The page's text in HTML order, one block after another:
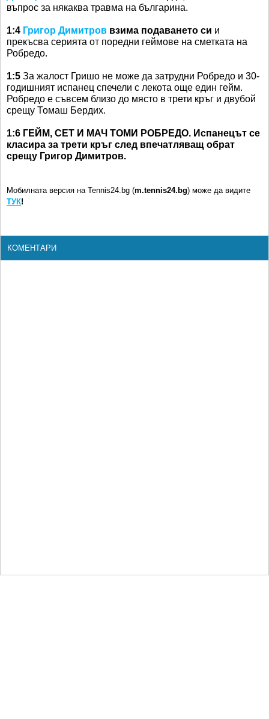
въпрос за някаква травма на българина.
1:4 Григор Димитров взима подаването си и
прекъсва серията от поредни геймове на сметката на
Робредо.
1:5 За жалост Гришо не може да затрудни Робредо и 30-
годишният испанец спечели с лекота още един гейм.
Робредо е съвсем близо до място в трети кръг и двубой
срещу Томаш Бердих.
1:6 ГЕЙМ, СЕТ И МАЧ ТОМИ РОБРЕДО. Испанецът се
класира за трети кръг след впечатляващ обрат
срещу Григор Димитров.
Мобилната версия на Tennis24.bg (m.tennis24.bg) може да видите
ТУК!
КОМЕНТАРИ